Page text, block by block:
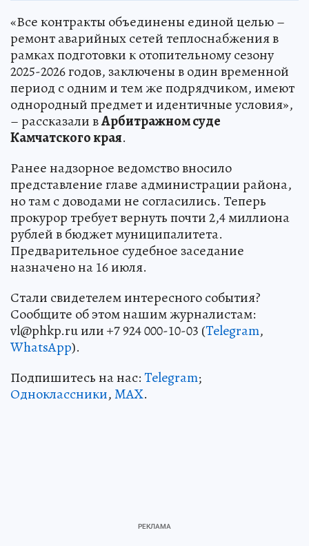
«Все контракты объединены единой целью –
ремонт аварийных сетей теплоснабжения в
рамках подготовки к отопительному сезону
2025-2026 годов, заключены в один временной
период с одним и тем же подрядчиком, имеют
однородный предмет и идентичные условия»,
– рассказали вАрбитражном суде
Камчатского края.
Ранее надзорное ведомство вносило
представление главе администрации района,
но там с доводами не согласились. Теперь
прокурор требует вернуть почти 2,4 миллиона
рублей в бюджет муниципалитета.
Предварительное судебное заседание
назначено на 16 июля.
Стали свидетелем интересного события?
Сообщите об этом нашим журналистам:
vl@phkp.ru или +7 924 000-10-03 (Telegram,
WhatsApp).
Подпишитесь на нас:Telegram;
Одноклассники,MAX.